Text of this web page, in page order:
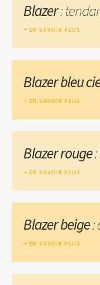
Blazer:
EN SAVOIR PLUS
Blazer bleu
EN SAVOIR PLUS
Blazer rouge:
EN SAVOIR PLUS
Blazer beige:
EN SAVOIR PLUS